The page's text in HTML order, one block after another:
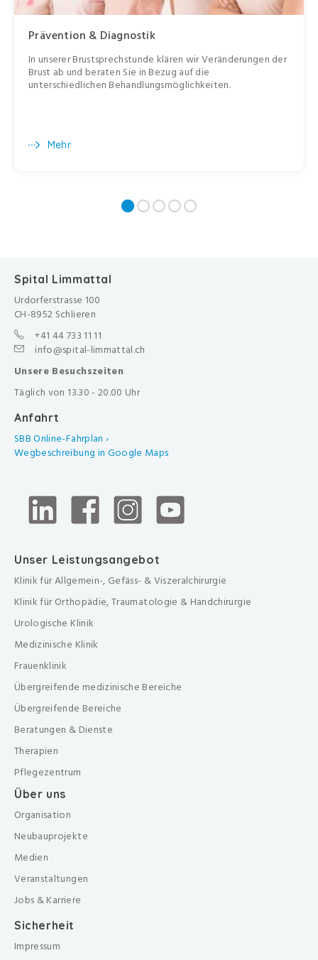
Prävention & Diagnostik
In unserer Brustsprechstunde klären wir Veränderungen der
Brust ab und beraten Sie in Bezug auf die
unterschiedlichen Behandlungsmöglichkeiten.
Mehr
Spital Limmattal
Urdorferstrasse 100
CH-8952 Schlieren
+41 44 733 11 11
info@spital-limmattal.ch
Unsere Besuchszeiten
Täglich von 13.30 - 20.00 Uhr
Anfahrt
SBB Online-Fahrplan ›
Wegbeschreibung in Google Maps
Unser Leistungsangebot
Klinik für Allgemein-, Gefäss- & Viszeralchirurgie
Klinik für Orthopädie, Traumatologie & Handchirurgie
Urologische Klinik
Medizinische Klinik
Frauenklinik
Übergreifende medizinische Bereiche
Übergreifende Bereiche
Beratungen & Dienste
Therapien
Pflegezentrum
Über uns
Organisation
Neubauprojekte
Medien
Veranstaltungen
Jobs & Karriere
Sicherheit
Impressum